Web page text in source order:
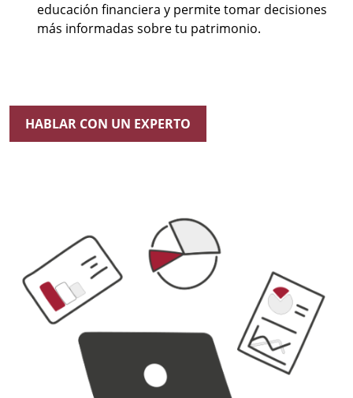
educación financiera y permite tomar decisiones
más informadas sobre tu patrimonio.
HABLAR CON UN EXPERTO